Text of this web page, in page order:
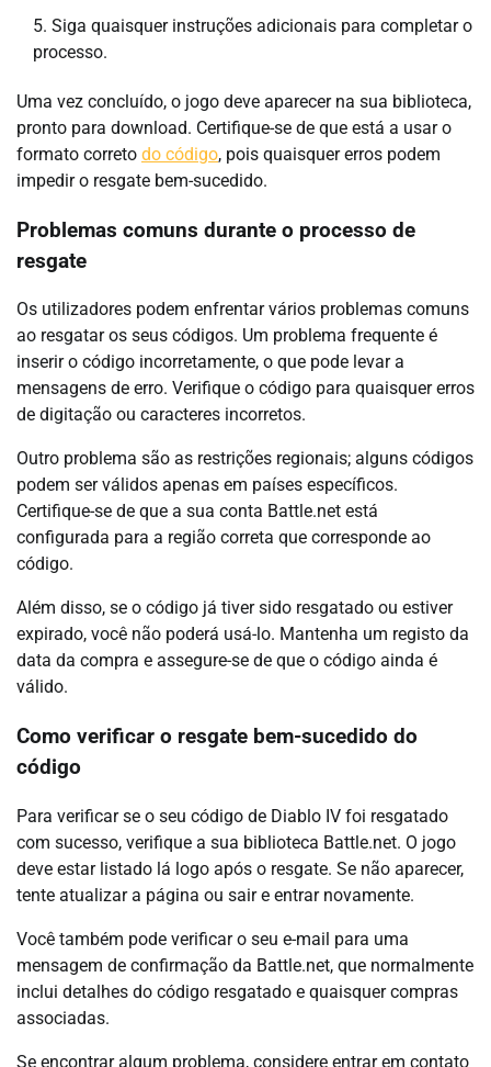
Siga quaisquer instruções adicionais para completar o
processo.
Uma vez concluído, o jogo deve aparecer na sua biblioteca,
pronto para download. Certifique-se de que está a usar o
formato correto do código, pois quaisquer erros podem
impedir o resgate bem-sucedido.
Problemas comuns durante o processo de
resgate
Os utilizadores podem enfrentar vários problemas comuns
ao resgatar os seus códigos. Um problema frequente é
inserir o código incorretamente, o que pode levar a
mensagens de erro. Verifique o código para quaisquer erros
de digitação ou caracteres incorretos.
Outro problema são as restrições regionais; alguns códigos
podem ser válidos apenas em países específicos.
Certifique-se de que a sua conta Battle.net está
configurada para a região correta que corresponde ao
código.
Além disso, se o código já tiver sido resgatado ou estiver
expirado, você não poderá usá-lo. Mantenha um registo da
data da compra e assegure-se de que o código ainda é
válido.
Como verificar o resgate bem-sucedido do
código
Para verificar se o seu código de Diablo IV foi resgatado
com sucesso, verifique a sua biblioteca Battle.net. O jogo
deve estar listado lá logo após o resgate. Se não aparecer,
tente atualizar a página ou sair e entrar novamente.
Você também pode verificar o seu e-mail para uma
mensagem de confirmação da Battle.net, que normalmente
inclui detalhes do código resgatado e quaisquer compras
associadas.
Se encontrar algum problema, considere entrar em contato